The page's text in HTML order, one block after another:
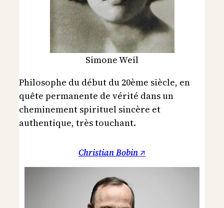
Simone Weil
Philosophe du début du 20ème siècle, en
quête permanente de vérité dans un
cheminement spirituel sincère et
authentique, très touchant.
Christian Bobin ↗